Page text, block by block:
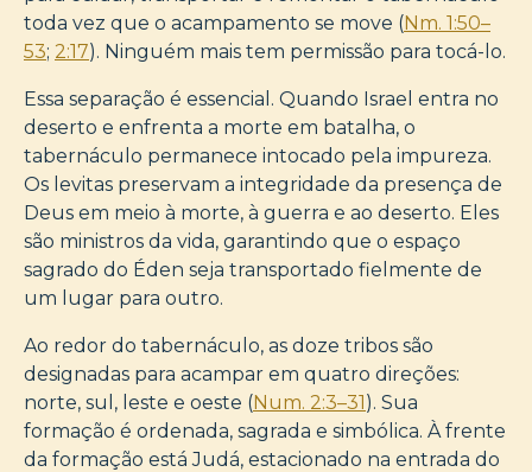
toda vez que o acampamento se move (Nm. 1:50–
53; 2:17). Ninguém mais tem permissão para tocá-lo.
Essa separação é essencial. Quando Israel entra no
deserto e enfrenta a morte em batalha, o
tabernáculo permanece intocado pela impureza.
Os levitas preservam a integridade da presença de
Deus em meio à morte, à guerra e ao deserto. Eles
são ministros da vida, garantindo que o espaço
sagrado do Éden seja transportado fielmente de
um lugar para outro.
Ao redor do tabernáculo, as doze tribos são
designadas para acampar em quatro direções:
norte, sul, leste e oeste (Num. 2:3–31). Sua
formação é ordenada, sagrada e simbólica. À frente
da formação está Judá, estacionado na entrada do